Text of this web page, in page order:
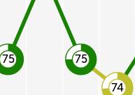
75 75
74